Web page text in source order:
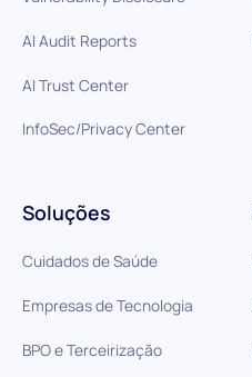
Soluções
Cuidados de Saúde
Empresas de Tecnologia
BPO e Terceirização
AI Audit Reports
AI Trust Center
InfoSec/Privacy Center